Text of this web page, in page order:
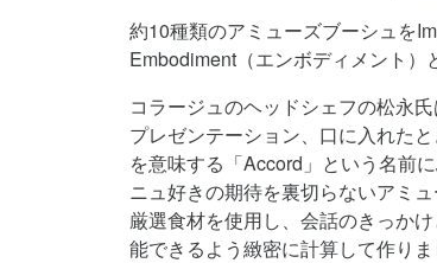
約10種類のアミューズブーシュを
Embodiment（エンボディメント）
コラージュのヘッドシェフの松永
プレゼンテーション、口に入れた
を意味する「Accord」という名前
ニュ好きの期待を裏切らないアミ
厳選食材を使用し、会話のきっか
能できるよう緻密に計算して作りま